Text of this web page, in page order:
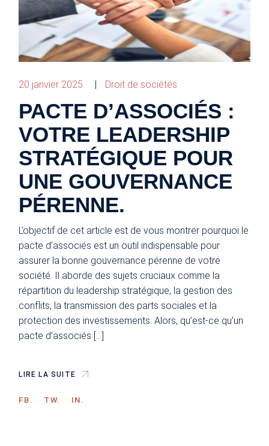
20 janvier 2025 Droit de sociétés
PACTE D’ASSOCIÉS :
VOTRE LEADERSHIP
STRATÉGIQUE POUR
UNE GOUVERNANCE
PÉRENNE.
L’objectif de cet article est de vous montrer pourquoi le
pacte d’associés est un outil indispensable pour
assurer la bonne gouvernance pérenne de votre
société. Il aborde des sujets cruciaux comme la
répartition du leadership stratégique, la gestion des
conflits, la transmission des parts sociales et la
protection des investissements. Alors, qu’est-ce qu’un
pacte d’associés […]
LIRE LA SUITE
FB. TW. IN.